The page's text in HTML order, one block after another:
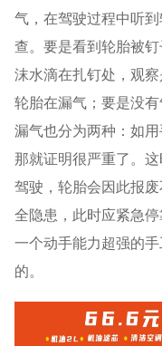
气，在驾驶过程中听
查。要是看到轮胎被
沫水滴在扎钉处，观
轮胎在漏气；要是没
漏气也分为两种：如
那就证明很严重了。
驾驶，轮胎会因此报
全隐患，此时应紧急
一个动手能力超强的
的。